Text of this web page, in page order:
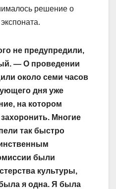
решение о
не предупредили,
— О проведении
около семи часов
дня уже
на котором
Многие
так быстро
были
культуры,
я одна. Я была